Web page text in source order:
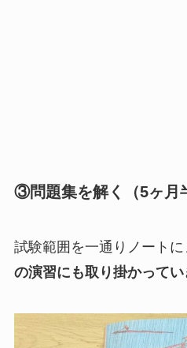
③問題集を解く（5ヶ月
試験範囲を一通りノートに
の演習にも取り掛かって